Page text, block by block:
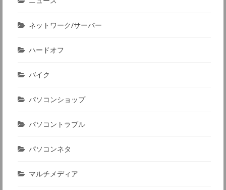
ネットワーク/サーバー
ハードオフ
バイク
パソコンショップ
パソコントラブル
パソコンネタ
マルチメディア